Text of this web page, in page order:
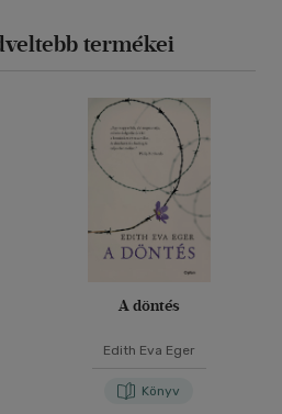
termékei
A döntés
Edith Eva Eger
Könyv